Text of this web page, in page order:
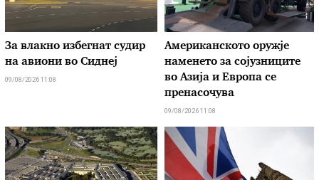
За влакно избегнат судир
на авиони во Сиднеј
09/08/2026 11:08
Американското оружје
наменето за сојузниците
во Азија и Европа се
пренасочува
09/08/2026 11:08